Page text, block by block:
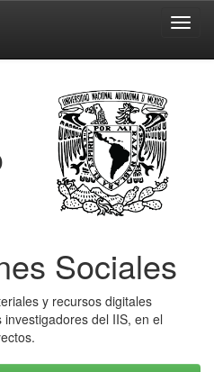
Sociales
y recursos digitales
del IIS, en el